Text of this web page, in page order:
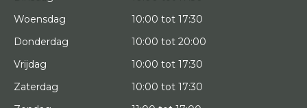
Woensdag
10:00 tot 17:30
Donderdag
10:00 tot 20:00
Vrijdag
10:00 tot 17:30
Zaterdag
10:00 tot 17:30